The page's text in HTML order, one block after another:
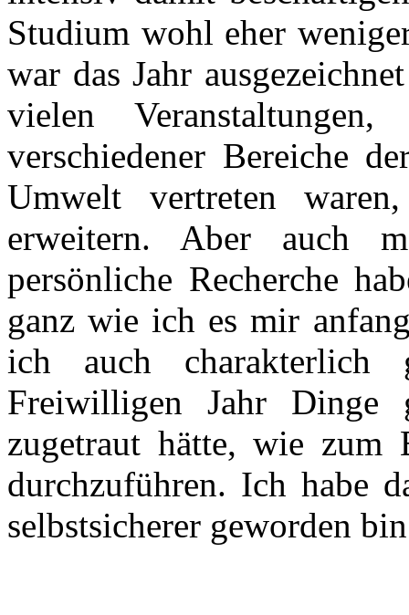
Studium wohl eher
war das Jahr
vielen
verschiedener Bereiche
Umwelt vertreten
erweitern. Aber auch
persönliche Recherche
ganz wie ich es mir
ich auch charakterlich
Freiwilligen Jahr
zugetraut hätte, wie zum
durchzuführen. Ich habe
selbstsicherer geworden